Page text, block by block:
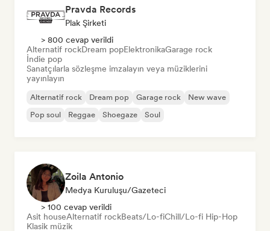
Pravda Records
Plak Şirketi
> 800 cevap verildi
Alternatif rockDream popElektronikaGarage rock
İndie pop
Sanatçılarla sözleşme imzalayın veya müziklerini
yayınlayın
Alternatif rock Dream pop Garage rock
New wave
Pop soul
Reggae Shoegaze Soul
Zoila Antonio
Medya Kuruluşu/Gazeteci
> 100 cevap verildi
Asit houseAlternatif rockBeats/Lo-fiChill/Lo-fi Hip-Hop
Klasik müzik